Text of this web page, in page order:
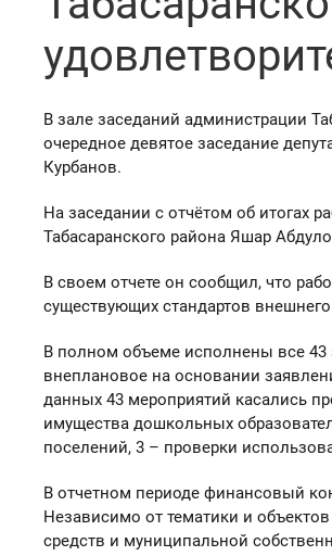
В зале заседаний администрации
очередное девятое заседание
Курбанов.
На заседании с отчётом об итогах
Табасаранского района Яшар
В своем отчете он сообщил, что
существующих стандартов
В полном объеме исполнены все 43
внеплановое на основании
данных 43 мероприятий касались
имущества дошкольных
поселений, 3 – проверки
В отчетном периоде финансовый
Независимо от тематики и
средств и муниципальной